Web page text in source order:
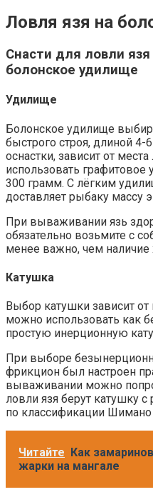
Ловля язя на
Снасти для ловли
болонское удилище
Удилище
Болонское удилище
быстрого строя, длиной
оснастки, зависит от
использовать
300 грамм. С лёгким
доставляет рыбаку массу
При вываживании язь
обязательно возьмите с
менее важно, чем
Катушка
Выбор катушки зависит
можно использовать как
простую инерционную
При выборе
фрикцион был настроен
вываживании можно
ловли язя берут катушку
по классификации Шимано
Читайте
Как
жарки на мангале